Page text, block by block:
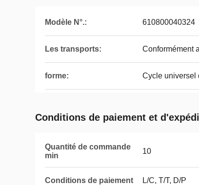
Modèle N°.: 610800040324
Les transports: Conformément
forme: Cycle universel
Conditions de paiement et
Quantité de commande
min
10
Conditions de paiement L/C, T/T, D/P